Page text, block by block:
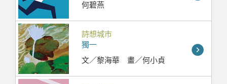
何碧燕
詩想城巿
獨一
文／黎海華 畫／何小貞